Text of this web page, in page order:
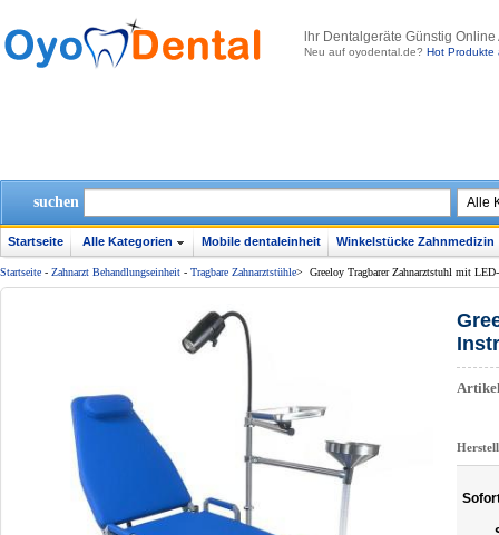
lhr Dentalgeräte Günstig
Neu auf oyodental.de? Hot Produkte
suchen
Startseite Alle Kategorien Mobile dentaleinheit Winkelstücke Zahnmedizin
Startseite - Zahnarzt Behandlungseinheit - Tragbare Zahnarztstühle> Greeloy Tragbarer Zahnarztstuhl mit